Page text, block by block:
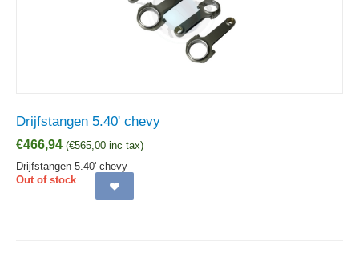
Drijfstangen 5.40' chevy
€466,94 (€565,00 inc tax)
Drijfstangen 5.40' chevy
Out of stock